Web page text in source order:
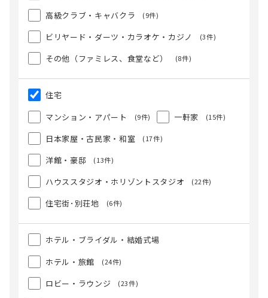
高級クラブ・キャバクラ (9件)
ビリヤード・ダーツ・カラオケ・カジノ (3件)
その他（ファミレス、食堂など） (8件)
住宅
マンション・アパート
(9件) 一軒家 (15件)
日本家屋・古民家・和室 (17件)
洋館・豪邸 (13件)
ハウススタジオ・ホリゾントスタジオ (22件)
住宅街･別荘地 (6件)
ホテル・ブライダル・結婚式場
ホテル・旅館
(24件)
ロビー・ラウンジ (23件)